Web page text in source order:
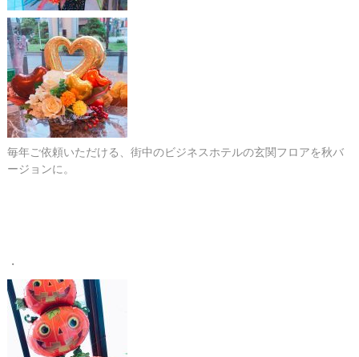
毎年ご依頼いただける、街中のビジネスホテルの玄関フロアを秋バ
ージョンに。
・